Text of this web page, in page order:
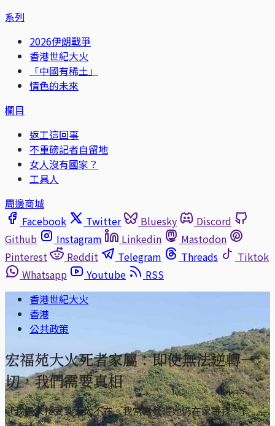
系列
2026伊朗戰爭
香港世紀大火
「中國有稀土」
情色的未來
欄目
返工這回事
不重磅記者自留地
女人沒有國家？
工具人
周邊商城
Facebook
Twitter Bluesky
Discord
Github
Instagram Linkedin
Mastodon
Pinterest
Reddit Telegram Threads
Tiktok
Whatsapp
Youtube
RSS
香港世紀大火
香港
公共政策
宏福苑大火死者家屬：即使無法逆轉一
切，我們需要真相
「我還未接受到太太不在。我常常覺得她仍在家等我。」